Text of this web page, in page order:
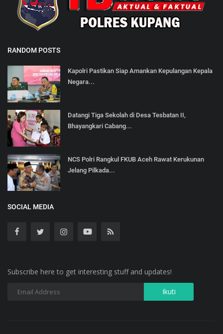
RANDOM POSTS
Kapolri Pastikan Siap Amankan Kepulangan Kepala
Negara...
Datangi Tiga Sekolah di Desa Tesbatan II,
Bhayangkari Cabang...
NCS Polri Rangkul FKUB Aceh Rawat Kerukunan
Jelang Pilkada...
SOCIAL MEDIA
Subscribe here to get interesting stuff and updates!